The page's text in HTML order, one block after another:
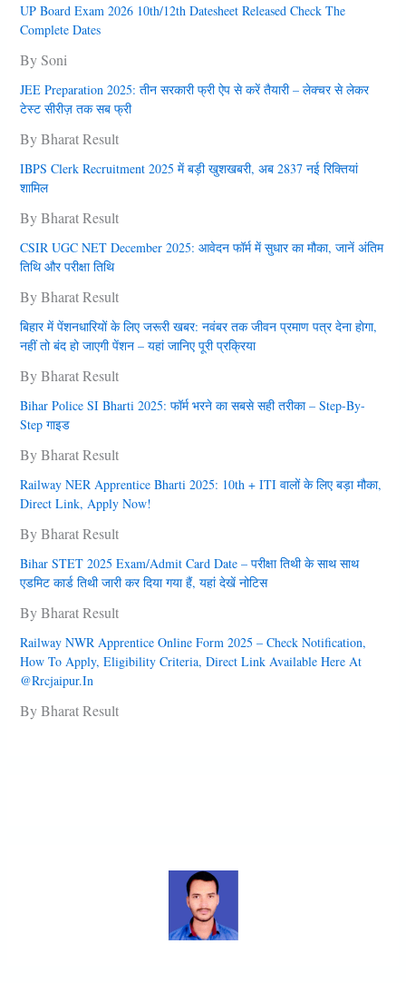
UP Board Exam 2026 10th/12th Datesheet Released Check The
Complete Dates
By Soni
JEE Preparation 2025: तीन सरकारी फ्री ऐप से करें तैयारी – लेक्चर से लेकर
टेस्ट सीरीज़ तक सब फ्री
By Bharat Result
IBPS Clerk Recruitment 2025 में बड़ी खुशखबरी, अब 2837 नई रिक्तियां
शामिल
By Bharat Result
CSIR UGC NET December 2025: आवेदन फॉर्म में सुधार का मौका, जानें अंतिम
तिथि और परीक्षा तिथि
By Bharat Result
बिहार में पेंशनधारियों के लिए जरूरी खबर: नवंबर तक जीवन प्रमाण पत्र देना हाेगा,
नहीं तो बंद हो जाएगी पेंशन – यहां जानिए पूरी प्रक्रिया
By Bharat Result
Bihar Police SI Bharti 2025: फॉर्म भरने का सबसे सही तरीका – Step-By-
Step गाइड
By Bharat Result
Railway NER Apprentice Bharti 2025: 10th + ITI वालों के लिए बड़ा मौका,
Direct Link, Apply Now!
By Bharat Result
Bihar STET 2025 Exam/Admit Card Date – परीक्षा तिथी के साथ साथ
एडमिट कार्ड तिथी जारी कर दिया गया हैं, यहां देखें नोटिस
By Bharat Result
Railway NWR Apprentice Online Form 2025 – Check Notification,
How To Apply, Eligibility Criteria, Direct Link Available Here At
@rrcjaipur.in
By Bharat Result